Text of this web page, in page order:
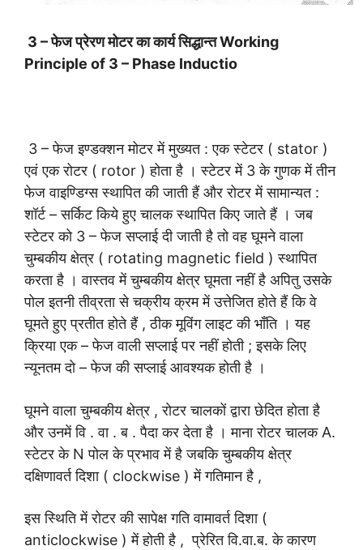
3 – फेज प्रेरण मोटर का कार्य सिद्धान्त Working
Principle of 3 – Phase Inductio
3 – फेज इण्डक्शन मोटर में मुख्यत : एक स्टेटर ( stator )
एवं एक रोटर ( rotor ) होता है । स्टेटर में 3 के गुणक में तीन
फेज वाइण्डिग्स स्थापित की जाती हैं और रोटर में सामान्यत :
शॉर्ट – सर्किट किये हुए चालक स्थापित किए जाते हैं । जब
स्टेटर को 3 – फेज सप्लाई दी जाती है तो वह घूमने वाला
चुम्बकीय क्षेत्र ( rotating magnetic field ) स्थापित
करता है । वास्तव में चुम्बकीय क्षेत्र घूमता नहीं है अपितु उसके
पोल इतनी तीव्रता से चक्रीय क्रम में उत्तेजित होते हैं कि वे
घूमते हुए प्रतीत होते हैं , ठीक मूविंग लाइट की भाँति । यह
क्रिया एक – फेज वाली सप्लाई पर नहीं होती ; इसके लिए
न्यूनतम दो – फेज की सप्लाई आवश्यक होती है ।
घूमने वाला चुम्बकीय क्षेत्र , रोटर चालकों द्वारा छेदित होता है
और उनमें वि . वा . ब . पैदा कर देता है । माना रोटर चालक A.
स्टेटर के N पोल के प्रभाव में है जबकि चुम्बकीय क्षेत्र
दक्षिणावर्त दिशा ( clockwise ) में गतिमान है ,
इस स्थिति में रोटर की सापेक्ष गति वामावर्त दिशा (
anticlockwise ) में होती है , प्रेरित वि.वा.ब. के कारण